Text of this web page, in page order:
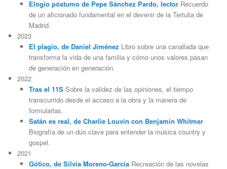
Elogio póstumo de Pepe Sánchez Pardo, lectorRecuerdo
de un aficionado fundamental en el devenir de la Tertulia de
Madrid.
2023
El plagio, de Daniel Jiménez Libro sobre una canallada que
transforma la vida de una familia y cómo unos valores pasan
de generación en generación.
2022
Tras el 11SSobre la validez de las opiniones, el tiempo
transcurrido desde el acceso a la obra y la manera de
formularlas.
Satán es real, de Charlie Louvin con Benjamin Whitmer
Biografía de un dúo clave para entender la música country y
gospel.
2021
Gótico, de Silvia Moreno-GarcíaRecreación de las novelas